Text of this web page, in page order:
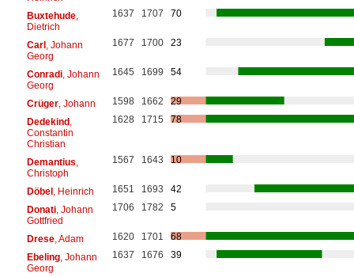
Buxtehude,
Dietrich
1637 1707 70
Carl, Johann
Georg
1677 1700 23
Conradi, Johann
Georg
1645 1699 54
Crüger, Johann 1598 1662
29
Dedekind,
Constantin
Christian
1628 1715 78
Demantius
Christoph
1567 1643 10
Döbel, Heinrich 1651 1693
42
Donati, Johann
Gottfried
1706 1782 5
Drese, Adam 1620 1701
68
Ebeling, Johann
Georg
1637 1676 39